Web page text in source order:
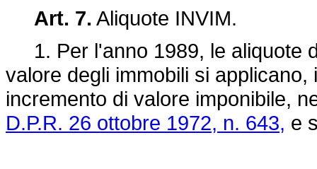
Art. 7. Aliquote INVIM.
1. Per l'anno 1989, le aliquote
valore degli immobili si
incremento di valore imponibile,
D.P.R. 26 ottobre 1972, n. 643, e